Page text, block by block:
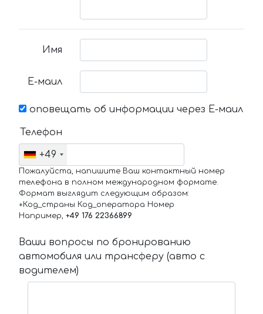
Имя
Е-маил
оповещать об информации через Е-маил
Телефон
+49
Пожалуйста, напишите Ваш контактный номер
телефона в полном международном формате.
Формат выглядит следующим образом:
+Код_страны Код_оператора Номер
Например, +49 176 22366899
Ваши вопросы по бронированию
автомобиля или трансферу (авто с
водителем)